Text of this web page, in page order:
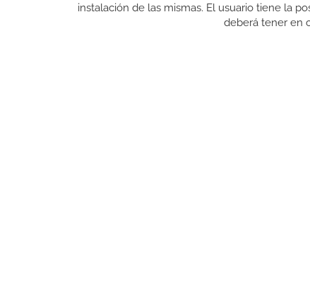
instalación de las mismas. El usuario tiene la
deberá tener en